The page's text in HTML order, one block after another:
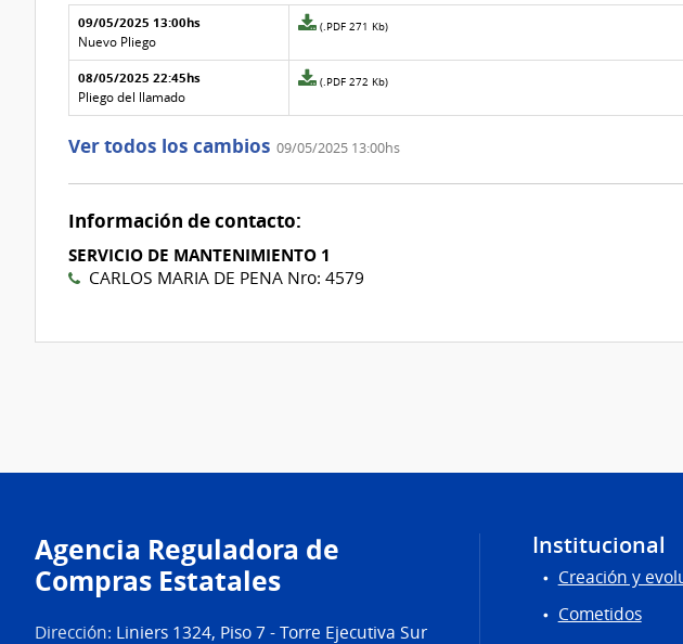
Aclaraciones del llamado
Fecha y
texto de
la
aclaración
de la
aclaración
09/05/2025 13:00hs
Nuevo Pliego
Archivo
de
la
Nº
(.PDF 271 Kb)
08/05/2025 22:45hs
Pliego del llamado
Archivo
de
aclaración
2
(.PDF 272 Kb)
Ver todos los cambios 09/05/2025 13:00hs
Información de contacto:
SERVICIO DE MANTENIMIENTO 1
CARLOS MARIA DE PENA Nro: 4579
Agencia Reguladora de
Compras Estatales
Dirección: Liniers 1324, Piso 7 - Torre Ejecutiva Sur
Institucional
Creación y
Cometidos